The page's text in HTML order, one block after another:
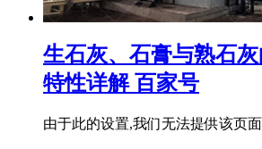
生石灰、石膏与熟石
特性详解 百家号
由于此的设置,我们无法提供该页面